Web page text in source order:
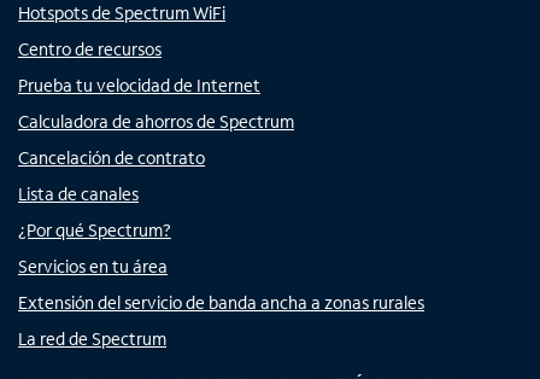
Hotspots de Spectrum WiFi
Centro de recursos
Prueba tu velocidad de Internet
Calculadora de ahorros de Spectrum
Cancelación de contrato
Lista de canales
¿Por qué Spectrum?
Servicios en tu área
Extensión del servicio de banda ancha a zonas rurales
La red de Spectrum